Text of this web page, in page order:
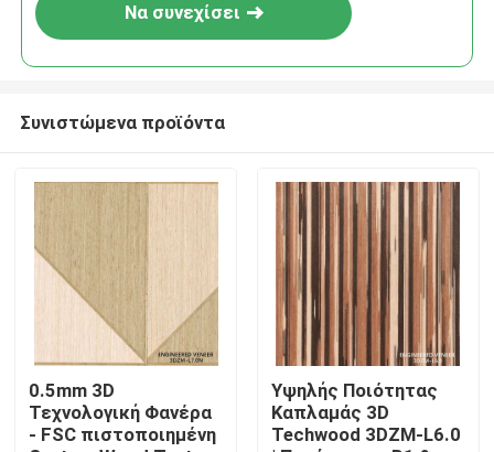
Σπίτι
Σχετικά με εμάς
Να συνεχίσει
Συνιστώμενα προϊόντα
0.5mm 3D
Τεχνολογική Φανέρα
- FSC πιστοποιημένη
Υψηλής Ποιότητας
Καπλαμάς 3D
Techwood 3DZM-L6.0